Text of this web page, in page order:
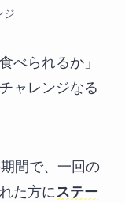
ジ
べられるか」
ャレンジなる
間で、一回の
た方にステー